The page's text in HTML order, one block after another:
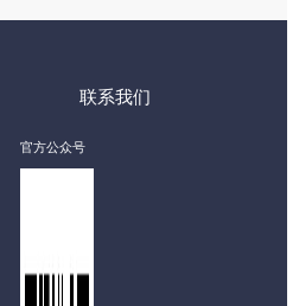
联系我们
官方公众号